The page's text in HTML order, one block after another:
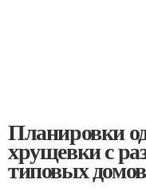
Планировки
хрущевки с
типовых